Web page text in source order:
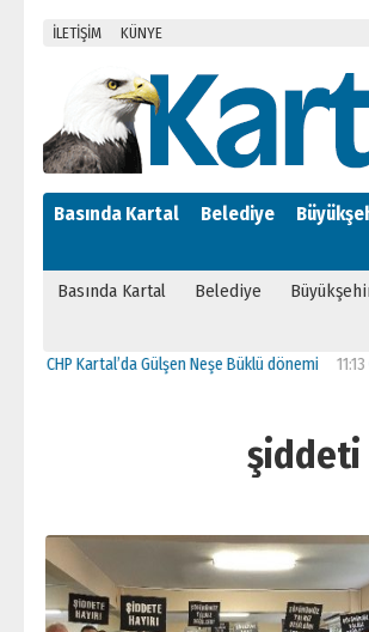
İLETİŞİM KÜNYE
Basında Kartal Belediye
Basında Kartal Belediye
CHP Kartal’da Gülşen Neşe Büklü dönemi 11:13